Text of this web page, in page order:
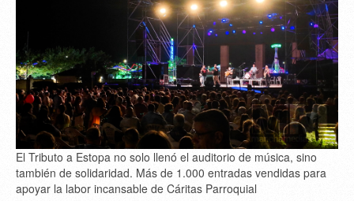
El Tributo a Estopa no solo llenó el auditorio de música, sino
también de solidaridad. Más de 1.000 entradas vendidas para
apoyar la labor incansable de Cáritas Parroquial